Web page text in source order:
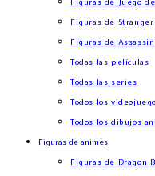
Figuras de
Figuras de
Todas las películas
Todas las series
Todos los
Todos los dibujos
Figuras de animes
Figuras de Dragon